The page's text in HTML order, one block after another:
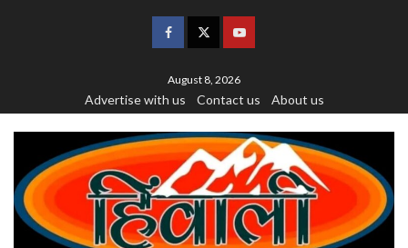
August 8, 2026
Advertise with us Contact us About us